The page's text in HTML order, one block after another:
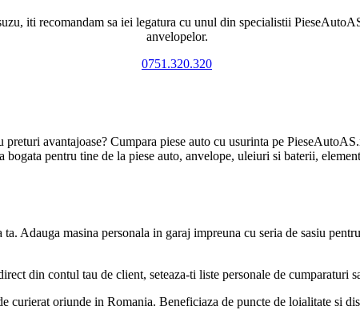
iti recomandam sa iei legatura cu unul din specialistii
anvelopelor.
0751.320.320
preturi avantajoase? Cumpara piese auto cu usurinta pe
pentru tine de la piese auto, anvelope, uleiuri si baterii,
Adauga masina personala in garaj impreuna cu seria de sasiu
din contul tau de client, seteaza-ti liste personale de cumparaturi
curierat oriunde in Romania. Beneficiaza de puncte de loialitate si